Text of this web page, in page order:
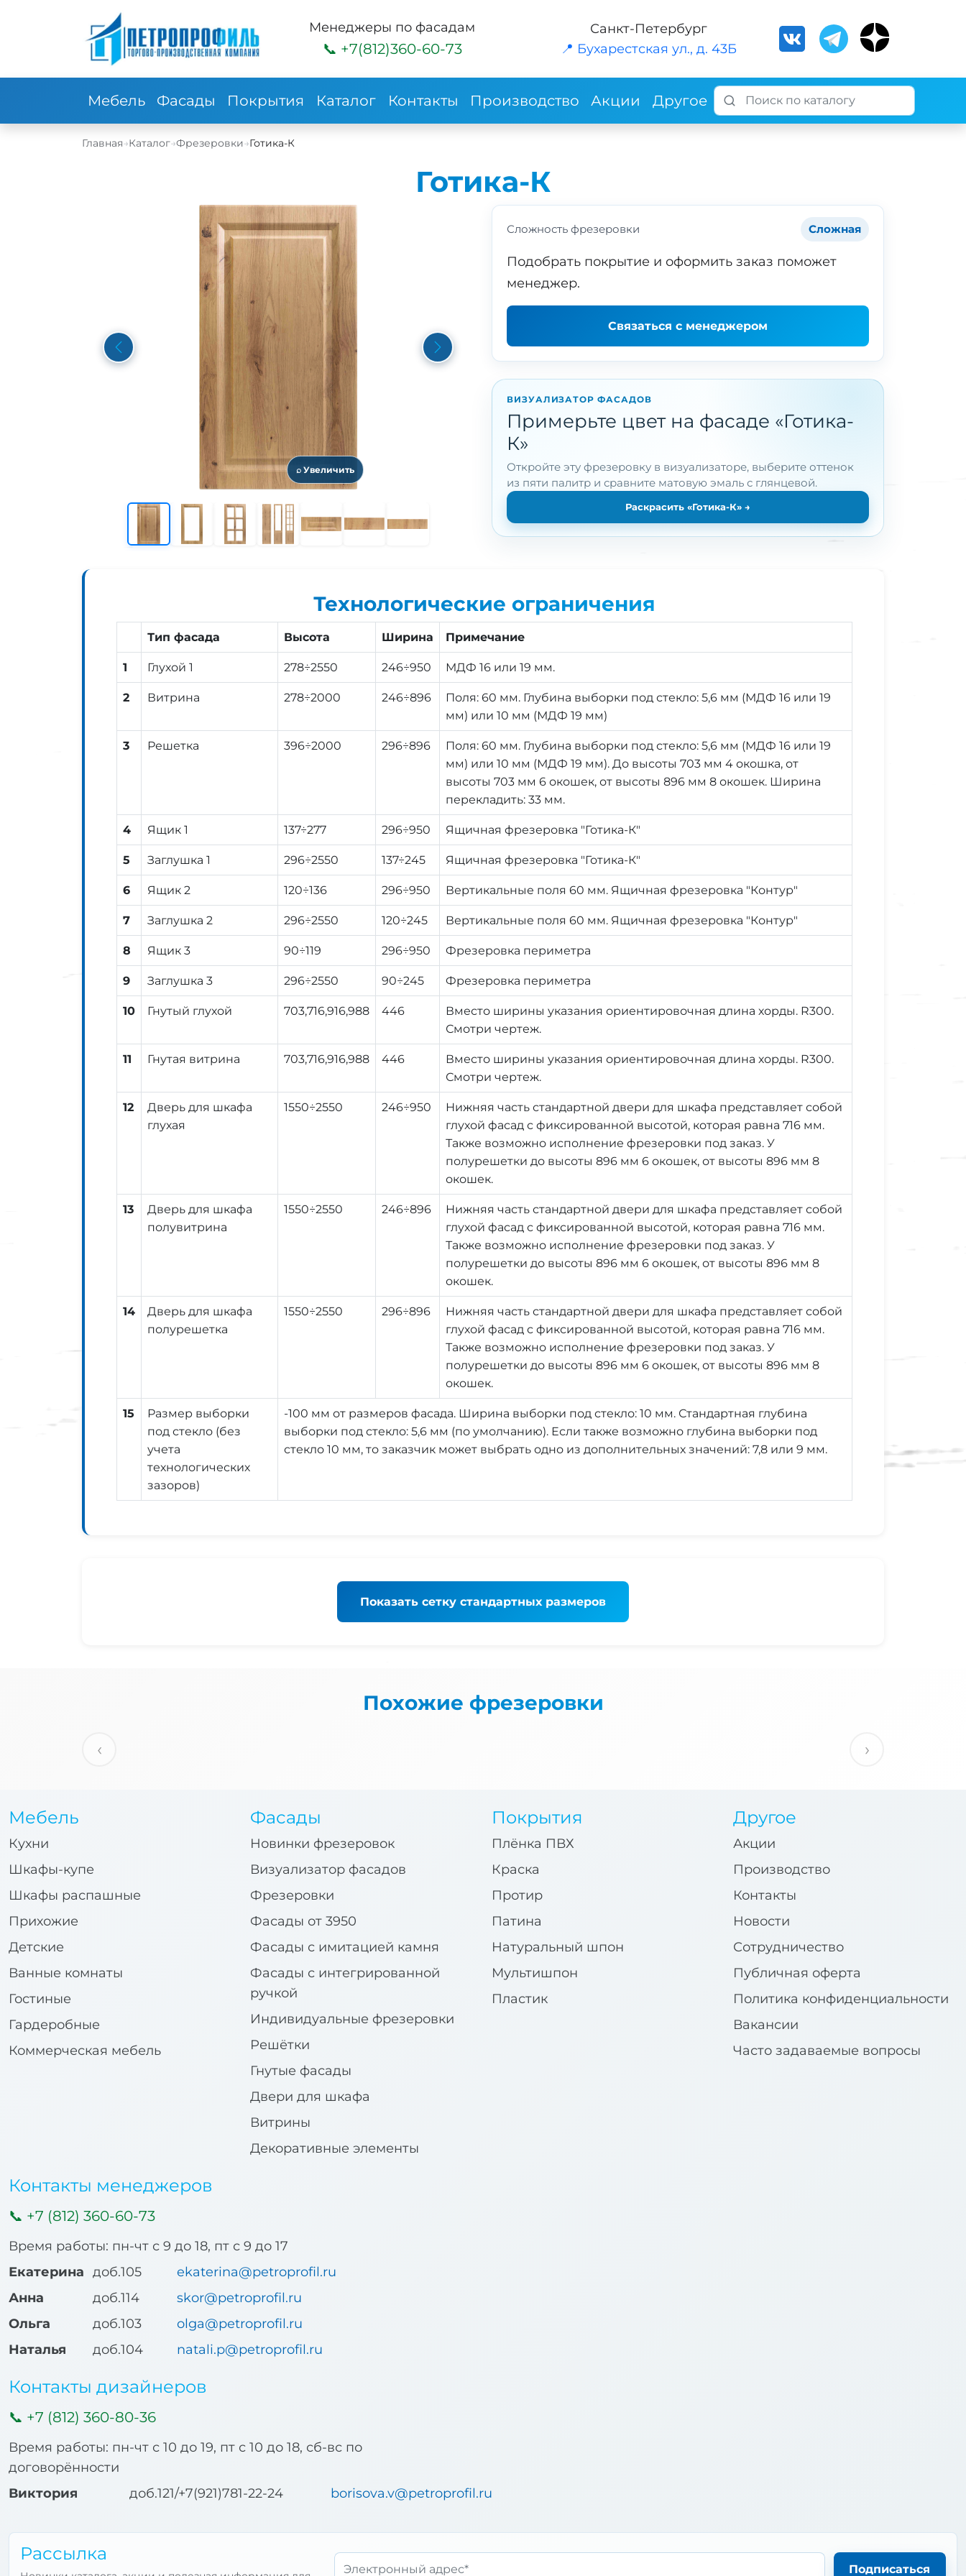
Менеджеры по фасадам
+7(812)360-60-73
Санкт-Петербург
📍 Бухарестская ул., д. 43Б
Мебель Фасады Покрытия Каталог Контакты Производство Акции Другое
Главная→Каталог→Фрезеровки→Готика-К
Готика-К
⌕ Увеличить
Previous Next
Сложность фрезеровки Сложная
Подобрать покрытие и оформить заказ поможет
менеджер.
Связаться с менеджером
ВИЗУАЛИЗАТОР ФАСАДОВ
Примерьте цвет на фасаде «Готика-
К»
Откройте эту фрезеровку в визуализаторе, выберите оттенок
из пяти палитр и сравните матовую эмаль с глянцевой.
Раскрасить «Готика-К» →
Технологические ограничения
Тип фасада Высота Ширина Примечание
1 Глухой 1 278÷2550 246÷950 МДФ 16 или 19 мм.
2 Витрина 278÷2000 246÷896
Поля: 60 мм. Глубина выборки под стекло: 5,6 мм (МДФ 16 или 19
мм) или 10 мм (МДФ 19 мм)
3 Решетка 396÷2000 296÷896
Поля: 60 мм. Глубина выборки под стекло: 5,6 мм (МДФ 16 или 19
мм) или 10 мм (МДФ 19 мм). До высоты 703 мм 4 окошка, от
высоты 703 мм 6 окошек, от высоты 896 мм 8 окошек. Ширина
перекладить: 33 мм.
4 Ящик 1 137÷277 296÷950 Ящичная фрезеровка "Готика-К"
5 Заглушка 1 296÷2550 137÷245 Ящичная фрезеровка "Готика-К"
6 Ящик 2 120÷136 296÷950 Вертикальные поля 60 мм. Ящичная фрезеровка "Контур"
7 Заглушка 2 296÷2550 120÷245 Вертикальные поля 60 мм. Ящичная фрезеровка "Контур"
8 Ящик 3 90÷119 296÷950 Фрезеровка периметра
9 Заглушка 3 296÷2550 90÷245 Фрезеровка периметра
10 Гнутый глухой 703,716,916,988 446
Вместо ширины указания ориентировочная длина хорды. R300.
Смотри чертеж.
11 Гнутая витрина 703,716,916,988 446
Вместо ширины указания ориентировочная длина хорды. R300.
Смотри чертеж.
12
Дверь для шкафа
глухая
1550÷2550 246÷950
Нижняя часть стандартной двери для шкафа представляет собой
глухой фасад с фиксированной высотой, которая равна 716 мм.
Также возможно исполнение фрезеровки под заказ. У
полурешетки до высоты 896 мм 6 окошек, от высоты 896 мм 8
окошек.
13
Дверь для шкафа
полувитрина
1550÷2550 246÷896
Нижняя часть стандартной двери для шкафа представляет собой
глухой фасад с фиксированной высотой, которая равна 716 мм.
Также возможно исполнение фрезеровки под заказ. У
полурешетки до высоты 896 мм 6 окошек, от высоты 896 мм 8
окошек.
14
Дверь для шкафа
полурешетка
1550÷2550 296÷896
Нижняя часть стандартной двери для шкафа представляет собой
глухой фасад с фиксированной высотой, которая равна 716 мм.
Также возможно исполнение фрезеровки под заказ. У
полурешетки до высоты 896 мм 6 окошек, от высоты 896 мм 8
окошек.
15
Размер выборки
под стекло (без
учета
технологических
зазоров)
-100 мм от размеров фасада. Ширина выборки под стекло: 10 мм. Стандартная глубина
выборки под стекло: 5,6 мм (по умолчанию). Если также возможно глубина выборки под
стекло 10 мм, то заказчик может выбрать одно из дополнительных значений: 7,8 или 9 мм.
Показать сетку стандартных размеров
Похожие фрезеровки
‹ ›
Мебель
Кухни
Шкафы-купе
Шкафы распашные
Прихожие
Детские
Ванные комнаты
Гостиные
Гардеробные
Коммерческая мебель
Фасады
Новинки фрезеровок
Визуализатор фасадов
Фрезеровки
Фасады от 3950
Фасады с имитацией камня
Фасады с интегрированной
ручкой
Индивидуальные фрезеровки
Решётки
Гнутые фасады
Двери для шкафа
Витрины
Декоративные элементы
Покрытия
Плёнка ПВХ
Краска
Протир
Патина
Натуральный шпон
Мультишпон
Пластик
Другое
Акции
Производство
Контакты
Новости
Сотрудничество
Публичная оферта
Политика конфиденциальности
Вакансии
Часто задаваемые вопросы
Контакты менеджеров
+7 (812) 360-60-73
Время работы: пн-чт с 9 до 18, пт с 9 до 17
Екатерина доб.105
ekaterina@petroprofil.ru
Анна
доб.114
skor@petroprofil.ru
Ольга
доб.103
olga@petroprofil.ru
Наталья
доб.104 natali.p@petroprofil.ru
Контакты дизайнеров
+7 (812) 360-80-36
Время работы: пн-чт с 10 до 19, пт с 10 до 18, сб-вс по
договорённости
Виктория
доб.121/+7(921)781-22-24 borisova.v@petroprofil.ru
Рассылка Email*
Подписаться